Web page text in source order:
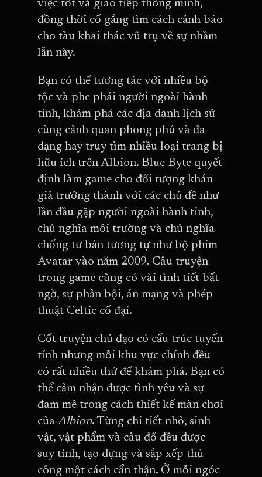
việc tốt và giao tiếp thông minh,
đồng thời cố gắng tìm cách cảnh báo
cho tàu khai thác vũ trụ về sự nhầm
lẫn này.
Bạn có thể tương tác với nhiều bộ
tộc và phe phái người ngoài hành
tinh, khám phá các địa danh lịch sử
cùng cảnh quan phong phú và đa
dạng hay truy tìm nhiều loại trang bị
hữu ích trên Albion. Blue Byte quyết
định làm game cho đối tượng khán
giả trưởng thành với các chủ đề như
lần đầu gặp người ngoài hành tinh,
chủ nghĩa môi trường và chủ nghĩa
chống tư bản tương tự như bộ phim
Avatar vào năm 2009. Câu truyện
trong game cũng có vài tình tiết bất
ngờ, sự phản bội, án mạng và phép
thuật Celtic cổ đại.
Cốt truyện chủ đạo có cấu trúc tuyến
tính nhưng mỗi khu vực chính đều
có rất nhiều thứ để khám phá. Bạn có
thể cảm nhận được tình yêu và sự
đam mê trong cách thiết kế màn chơi
của Albion. Từng chi tiết nhỏ, sinh
vật, vật phẩm và câu đố đều được
suy tính, tạo dựng và sắp xếp thủ
công một cách cẩn thận. Ở mỗi ngóc